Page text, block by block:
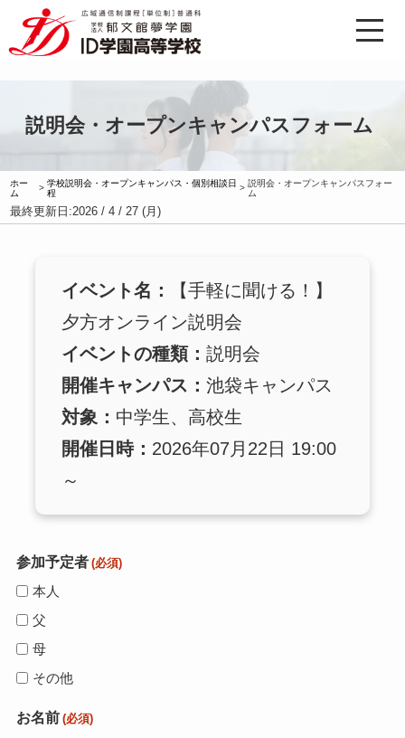
説明会・オープンキャンパスフォーム
ホー
ム
> 学校説明会・オープンキャンパス・個別相談日
程
>説明会・オープンキャンパスフォー
ム
最終更新日:2026 / 4 / 27 (月)
イベント名：
【手軽に聞ける！】
夕方オンライン説明会
イベントの種類：説明会
開催キャンパス：池袋キャンパス
対象： 中学生、高校生
開催日時： 2026年07月22日 19:00
～
参加予定者 (必須)
本人
父
母
その他
お名前 (必須)